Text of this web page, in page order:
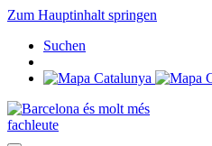
Zum Hauptinhalt springen
Suchen
fachleute